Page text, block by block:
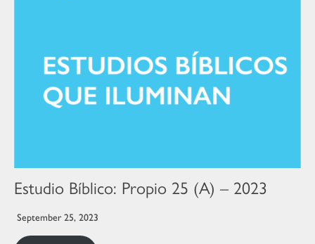
Estudio Bíblico: Propio 25 (A) – 2023
September 25, 2023